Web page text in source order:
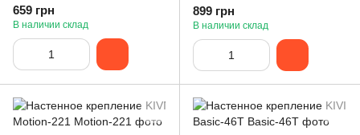
659 грн
В наличии склад
899 грн
В наличии склад